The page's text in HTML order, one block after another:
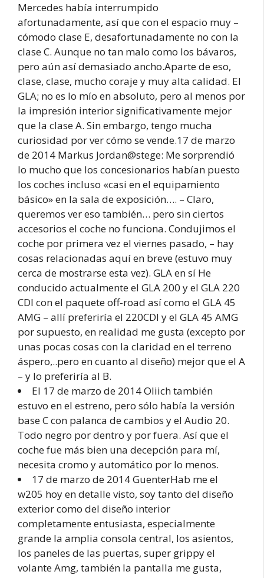
Mercedes había interrumpido
afortunadamente, así que con el espacio muy –
cómodo clase E, desafortunadamente no con la
clase C. Aunque no tan malo como los bávaros,
pero aún así demasiado ancho.Aparte de eso,
clase, clase, mucho coraje y muy alta calidad. El
GLA; no es lo mío en absoluto, pero al menos por
la impresión interior significativamente mejor
que la clase A. Sin embargo, tengo mucha
curiosidad por ver cómo se vende.17 de marzo
de 2014 Markus Jordan@stege: Me sorprendió
lo mucho que los concesionarios habían puesto
los coches incluso «casi en el equipamiento
básico» en la sala de exposición…. – Claro,
queremos ver eso también… pero sin ciertos
accesorios el coche no funciona. Condujimos el
coche por primera vez el viernes pasado, – hay
cosas relacionadas aquí en breve (estuvo muy
cerca de mostrarse esta vez). GLA en sí He
conducido actualmente el GLA 200 y el GLA 220
CDI con el paquete off-road así como el GLA 45
AMG – allí preferiría el 220CDI y el GLA 45 AMG
por supuesto, en realidad me gusta (excepto por
unas pocas cosas con la claridad en el terreno
áspero,..pero en cuanto al diseño) mejor que el A
– y lo preferiría al B.
El 17 de marzo de 2014 Oliich también
estuvo en el estreno, pero sólo había la versión
base C con palanca de cambios y el Audio 20.
Todo negro por dentro y por fuera. Así que el
coche fue más bien una decepción para mí,
necesita cromo y automático por lo menos.
17 de marzo de 2014 GuenterHab me el
w205 hoy en detalle visto, soy tanto del diseño
exterior como del diseño interior
completamente entusiasta, especialmente
grande la amplia consola central, los asientos,
los paneles de las puertas, super grippy el
volante Amg, también la pantalla me gusta,